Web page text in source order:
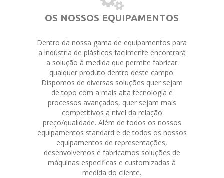
OS NOSSOS EQUIPAMENTOS
Dentro da nossa gama de equipamentos para
a indústria de plásticos facilmente encontrará
a solução à medida que permite fabricar
qualquer produto dentro deste campo.
Dispomos de diversas soluções quer sejam
de topo com a mais alta tecnologia e
processos avançados, quer sejam mais
competitivos a nível da relação
preço/qualidade. Além de todos os nossos
equipamentos standard e de todos os nossos
equipamentos de representações,
desenvolvemos e fabricamos soluções de
máquinas especificas e customizadas à
medida do cliente.